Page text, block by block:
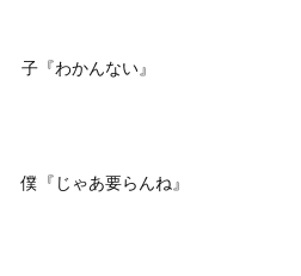
子『わかんない』
僕『じゃあ要らんね』